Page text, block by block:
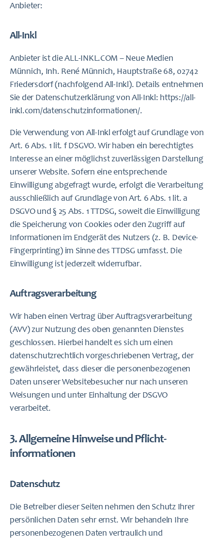
Anbieter:
All-Inkl
Anbieter ist die ALL-INKL.COM – Neue Medien
Münnich, Inh. René Münnich, Hauptstraße 68, 02742
Friedersdorf (nachfolgend All-Inkl). Details entnehmen
Sie der Datenschutzerklärung von All-Inkl: https://all-
inkl.com/datenschutzinformationen/.
Die Verwendung von All-Inkl erfolgt auf Grundlage von
Art. 6 Abs. 1 lit. f DSGVO. Wir haben ein berechtigtes
Interesse an einer möglichst zuverlässigen Darstellung
unserer Website. Sofern eine entsprechende
Einwilligung abgefragt wurde, erfolgt die Verarbeitung
ausschließlich auf Grundlage von Art. 6 Abs. 1 lit. a
DSGVO und § 25 Abs. 1 TTDSG, soweit die Einwilligung
die Speicherung von Cookies oder den Zugriff auf
Informationen im Endgerät des Nutzers (z. B. Device-
Fingerprinting) im Sinne des TTDSG umfasst. Die
Einwilligung ist jederzeit widerrufbar.
Auftragsverarbeitung
Wir haben einen Vertrag über Auftragsverarbeitung
(AVV) zur Nutzung des oben genannten Dienstes
geschlossen. Hierbei handelt es sich um einen
datenschutzrechtlich vorgeschriebenen Vertrag, der
gewährleistet, dass dieser die personenbezogenen
Daten unserer Websitebesucher nur nach unseren
Weisungen und unter Einhaltung der DSGVO
verarbeitet.
3. Allgemeine Hinweise und Pflicht­
informationen
Datenschutz
Die Betreiber dieser Seiten nehmen den Schutz Ihrer
persönlichen Daten sehr ernst. Wir behandeln Ihre
personenbezogenen Daten vertraulich und